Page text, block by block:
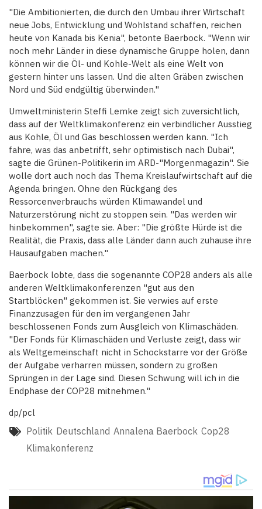
"Die Ambitionierten, die durch den Umbau ihrer Wirtschaft
neue Jobs, Entwicklung und Wohlstand schaffen, reichen
heute von Kanada bis Kenia", betonte Baerbock. "Wenn wir
noch mehr Länder in diese dynamische Gruppe holen, dann
können wir die Öl- und Kohle-Welt als eine Welt von
gestern hinter uns lassen. Und die alten Gräben zwischen
Nord und Süd endgültig überwinden."
Umweltministerin Steffi Lemke zeigt sich zuversichtlich,
dass auf der Weltklimakonferenz ein verbindlicher Ausstieg
aus Kohle, Öl und Gas beschlossen werden kann. "Ich
fahre, was das anbetrifft, sehr optimistisch nach Dubai",
sagte die Grünen-Politikerin im ARD-"Morgenmagazin". Sie
wolle dort auch noch das Thema Kreislaufwirtschaft auf die
Agenda bringen. Ohne den Rückgang des
Ressorcenverbrauchs würden Klimawandel und
Naturzerstörung nicht zu stoppen sein. "Das werden wir
hinbekommen", sagte sie. Aber: "Die größte Hürde ist die
Realität, die Praxis, dass alle Länder dann auch zuhause ihre
Hausaufgaben machen."
Baerbock lobte, dass die sogenannte COP28 anders als alle
anderen Weltklimakonferenzen "gut aus den
Startblöcken" gekommen ist. Sie verwies auf erste
Finanzzusagen für den im vergangenen Jahr
beschlossenen Fonds zum Ausgleich von Klimaschäden.
"Der Fonds für Klimaschäden und Verluste zeigt, dass wir
als Weltgemeinschaft nicht in Schockstarre vor der Größe
der Aufgabe verharren müssen, sondern zu großen
Sprüngen in der Lage sind. Diesen Schwung will ich in die
Endphase der COP28 mitnehmen."
dp/pcl
Politik Deutschland Annalena Baerbock Cop28
Klimakonferenz